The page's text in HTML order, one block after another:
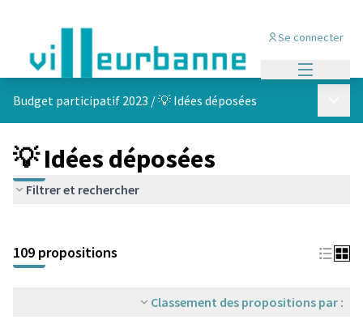
Se connecter
Budget participatif 2023 /💡 Idées déposées
💡 Idées déposées
Filtrer et rechercher
+
−
109 propositions
Classement des propositions par :